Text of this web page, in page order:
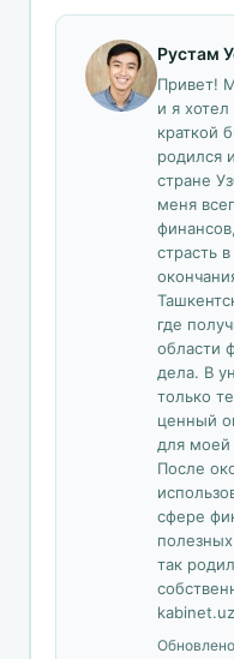
Рустам
Привет!
и я
краткой
родился
стране
меня
страсть
где
области
дела. В
только
ценный
для моей
После
сфере
так